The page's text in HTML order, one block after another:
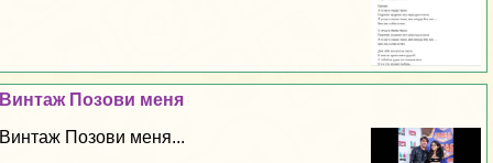
Винтаж Позови меня
Винтаж Позови меня...